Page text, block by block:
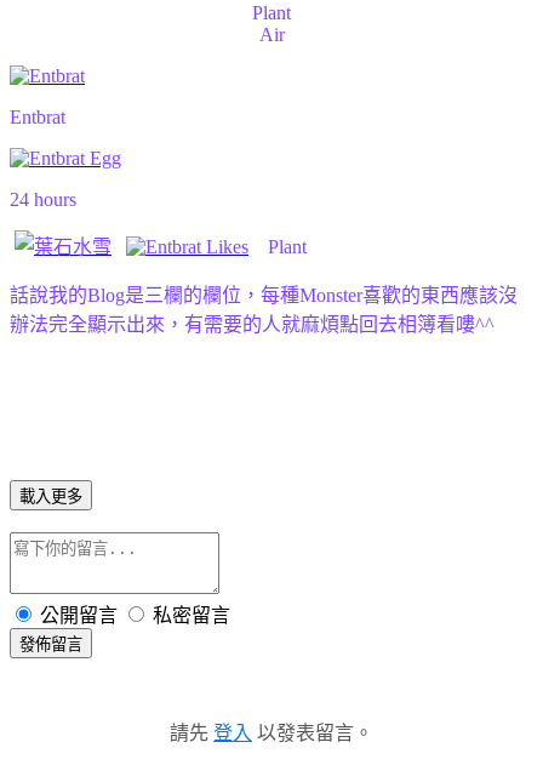
Plant
Air
Entbrat
24 hours
Plant
話說我的Blog是三欄的欄位，每種Monster喜歡的東西應該沒
辦法完全顯示出來，有需要的人就麻煩點回去相簿看嘍^^
載入更多
公開留言 私密留言
發佈留言
請先 登入 以發表留言。